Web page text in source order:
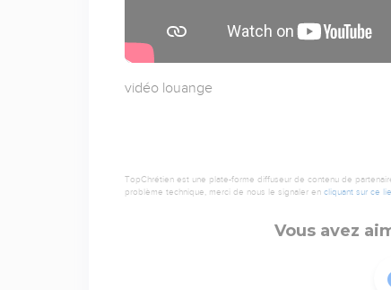
vidéo louange
TopChrétien est une plate-forme diffuseur de contenu de
problème technique, merci de nous le signaler en cliquant sur ce
Vous avez